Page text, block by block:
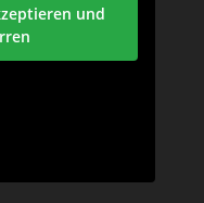
und